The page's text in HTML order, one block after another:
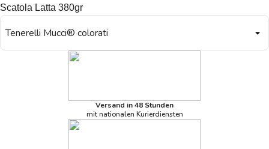
Scatola Latta 380gr
Versand in 48 Stunden
mit nationalen Kurierdiensten